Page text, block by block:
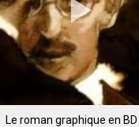
Le roman graphique en BD